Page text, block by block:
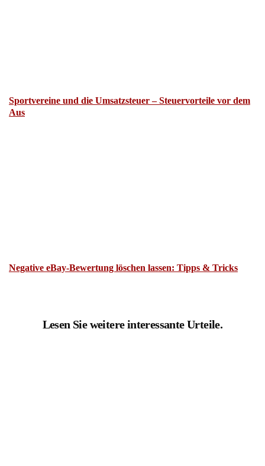
Sportvereine und die Umsatzsteuer – Steuervorteile vor dem
Aus
Negative eBay-Bewertung löschen lassen: Tipps & Tricks
Lesen Sie weitere interessante Urteile.